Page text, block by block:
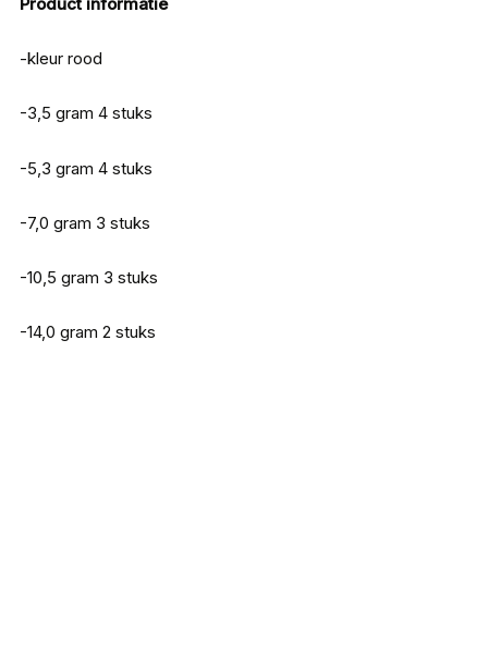
-kleur rood
-3,5 gram 4 stuks
-5,3 gram 4 stuks
-7,0 gram 3 stuks
-10,5 gram 3 stuks
-14,0 gram 2 stuks